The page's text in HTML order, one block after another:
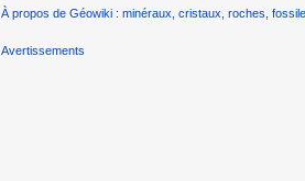
À propos de Géowiki : minéraux, cristaux, roches,
Avertissements